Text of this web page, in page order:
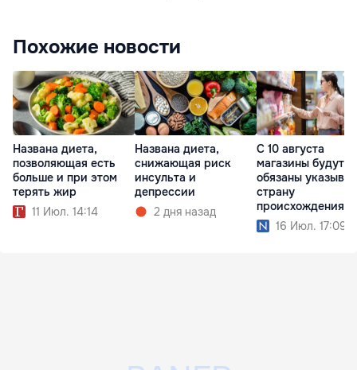
Похожие новости
Названа диета,
позволяющая есть
больше и при этом
терять жир
11 Июл. 14:14
Названа диета,
снижающая риск
инсульта и
депрессии
2 дня назад
С 10 августа
магазины будут
обязаны
страну
происхождения
ценниках
16 Июл. 17:09